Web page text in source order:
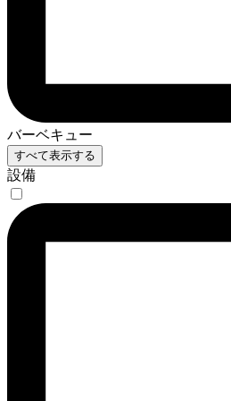
バーベキュー
すべて表示する
設備